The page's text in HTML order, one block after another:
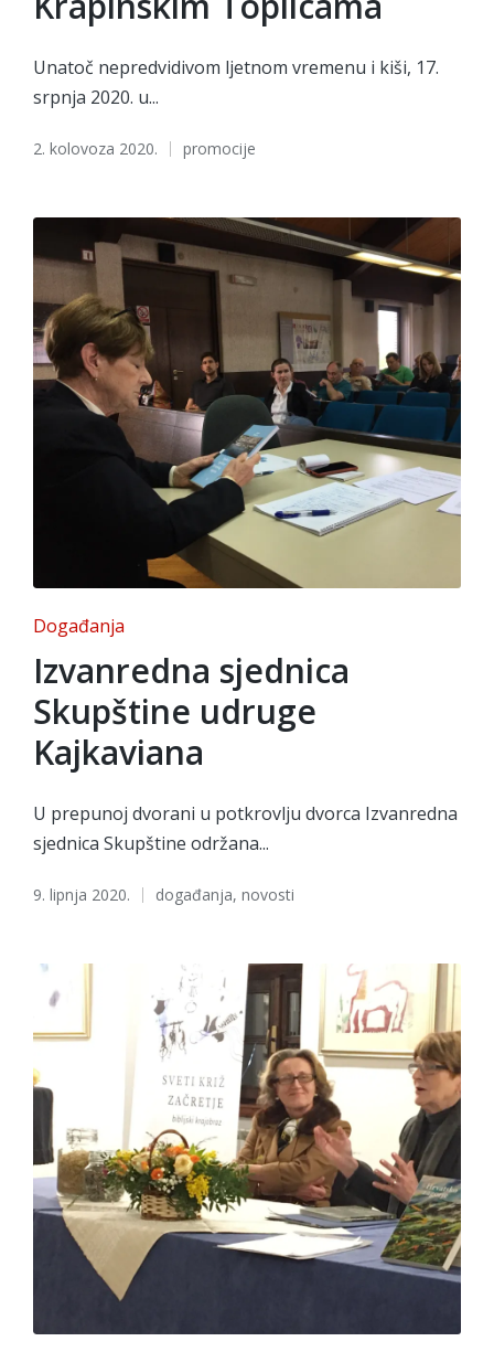
Unatoč nepredvidivom ljetnom vremenu i kiši, 17.
srpnja 2020. u...
2. kolovoza 2020.
Tags: promocije
Posted
in
Događanja
Izvanredna sjednica
Skupštine udruge
Kajkaviana
U prepunoj dvorani u potkrovlju dvorca Izvanredna
sjednica Skupštine održana...
9. lipnja 2020.
Tags: događanja, novosti